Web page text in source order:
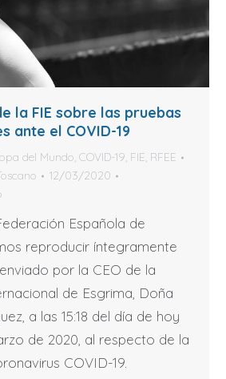
la FIE sobre las pruebas
ante el COVID-19
del Mundo, COVID-19, FIE, RFEE
12/03/2020
Española de
reproducir íntegramente
por la CEO de la
de Esgrima, Doña
a las 15:18 del día de hoy
de 2020, al respecto de la
COVID-19.